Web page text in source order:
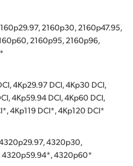
2160p30, 2160p47.95,
2160p95, 2160p96,
4Kp29.97 DCI, 4Kp30 DCI,
4Kp59.94 DCI, 4Kp60 DCI,
4Kp119 DCI*, 4Kp120 DCI*
4320p30,
4320p60*